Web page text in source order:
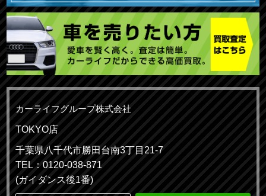
カーライフグループ株式会社
TOKYO店
千葉県八千代市勝田台南3丁目21-7
TEL：0120-038-871
(ガイダンス後1番)